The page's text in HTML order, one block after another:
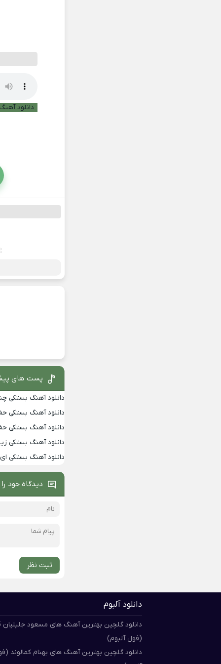
دانلود
پست های
دانلود آهنگ بستکی
دانلود آهنگ بستکی
دانلود آهنگ بستکی
دانلود آهنگ بستکی
دانلود آهنگ بستکی ای
دیدگاه خود
ثبت نظر
دانلود آلبوم
(فول آلبوم)
دانلود گلچین بهترین آهنگ های بهنام کمالوند